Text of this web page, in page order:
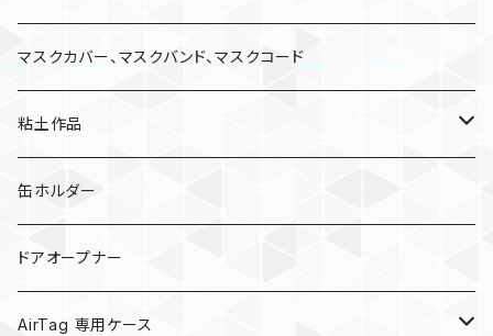
マスクカバー、マスクバンド、マスクコード
粘土作品
亀
キノコ
缶ホルダー
ドアオープナー
AirTag 専用ケース